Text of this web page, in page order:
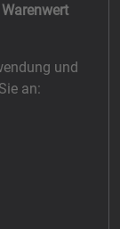
und
an: